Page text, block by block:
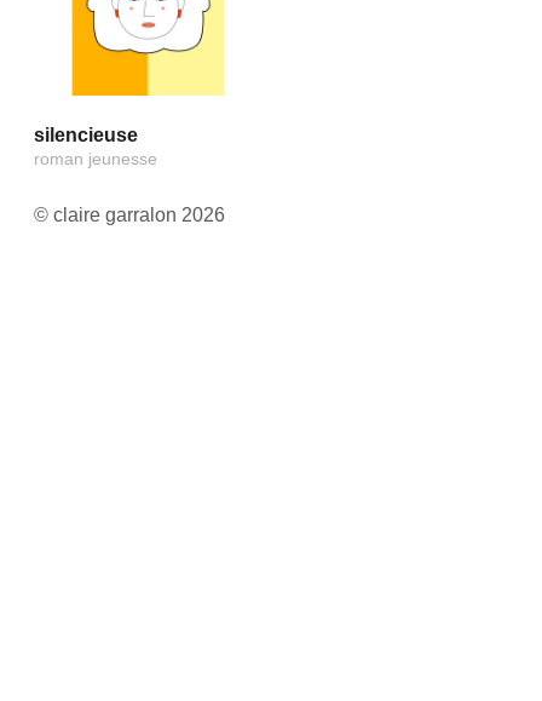
silencieuse
roman jeunesse
© claire garralon 2026